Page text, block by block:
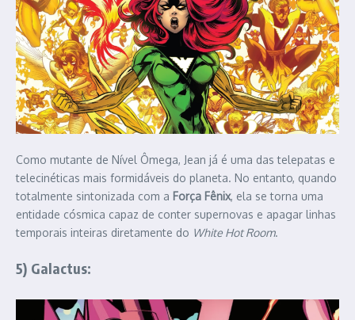
Como mutante de Nível Ômega, Jean já é uma das telepatas e
telecinéticas mais formidáveis do planeta. No entanto, quando
totalmente sintonizada com a Força Fênix, ela se torna uma
entidade cósmica capaz de conter supernovas e apagar linhas
temporais inteiras diretamente do White Hot Room.
5) Galactus: